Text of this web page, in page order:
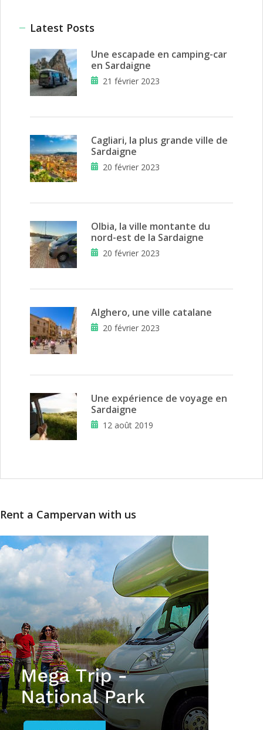
Latest Posts
Une escapade en camping-car
en Sardaigne
21 février 2023
Cagliari, la plus grande ville de
Sardaigne
20 février 2023
Olbia, la ville montante du
nord-est de la Sardaigne
20 février 2023
Alghero, une ville catalane
20 février 2023
Une expérience de voyage en
Sardaigne
12 août 2019
Rent a Campervan with us